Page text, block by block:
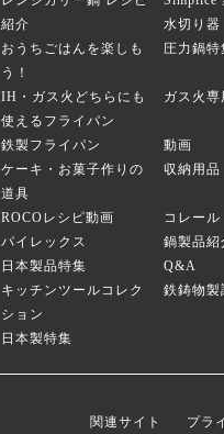
紹介
水切り器
おうちごはんを楽しも
う！
圧力鍋特
IH・ガス火どちらにも
使えるフライパン
ガス火専
鉄製フライパン
動画
ケーキ・お菓子作りの
道具
収納用品
ROCOレシピ動画
コレール
パイレックス
鍋製品紹
日本製品特集
Q&A
キッチンツールコレク
ション
鉄鋳物製
日本製特集
関連サイト プラ